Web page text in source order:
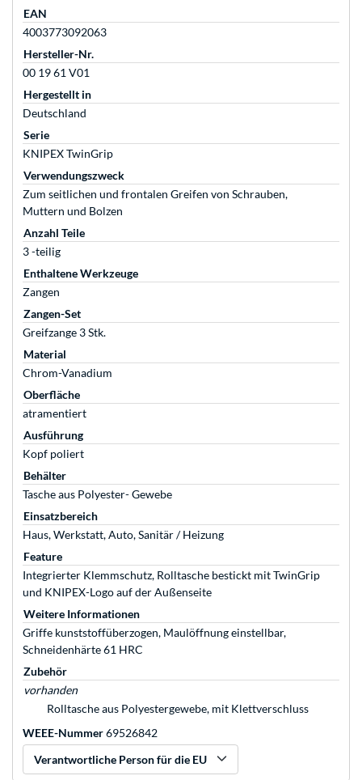
EAN
4003773092063
Hersteller-Nr.
00 19 61 V01
Hergestellt in
Deutschland
Serie
KNIPEX TwinGrip
Verwendungszweck
Zum seitlichen und frontalen Greifen von Schrauben,
Muttern und Bolzen
Anzahl Teile
3 -teilig
Enthaltene Werkzeuge
Zangen
Zangen-Set
Greifzange 3 Stk.
Material
Chrom-Vanadium
Oberfläche
atramentiert
Ausführung
Kopf poliert
Behälter
Tasche aus Polyester- Gewebe
Einsatzbereich
Haus, Werkstatt, Auto, Sanitär / Heizung
Feature
Integrierter Klemmschutz, Rolltasche bestickt mit TwinGrip
und KNIPEX-Logo auf der Außenseite
Weitere Informationen
Griffe kunststoffüberzogen, Maulöffnung einstellbar,
Schneidenhärte 61 HRC
Zubehör
vorhanden
Rolltasche aus Polyestergewebe, mit Klettverschluss
WEEE-Nummer69526842
Verantwortliche Person für die EU